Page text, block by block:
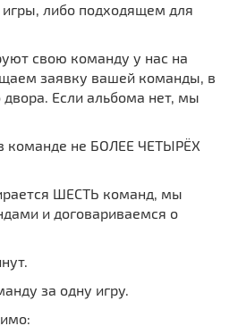
игры, либо подходящем для
свою команду у нас на
заявку вашей команды, в
Если альбома нет, мы
команде не БОЛЕЕ ЧЕТЫРЁХ
ШЕСТЬ команд, мы
и договариваемся о
за одну игру.